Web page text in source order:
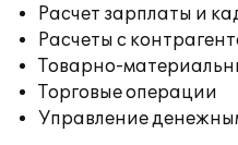
Расчет зарплаты и
Расчеты с
Товарно-
Торговые операции
Управление